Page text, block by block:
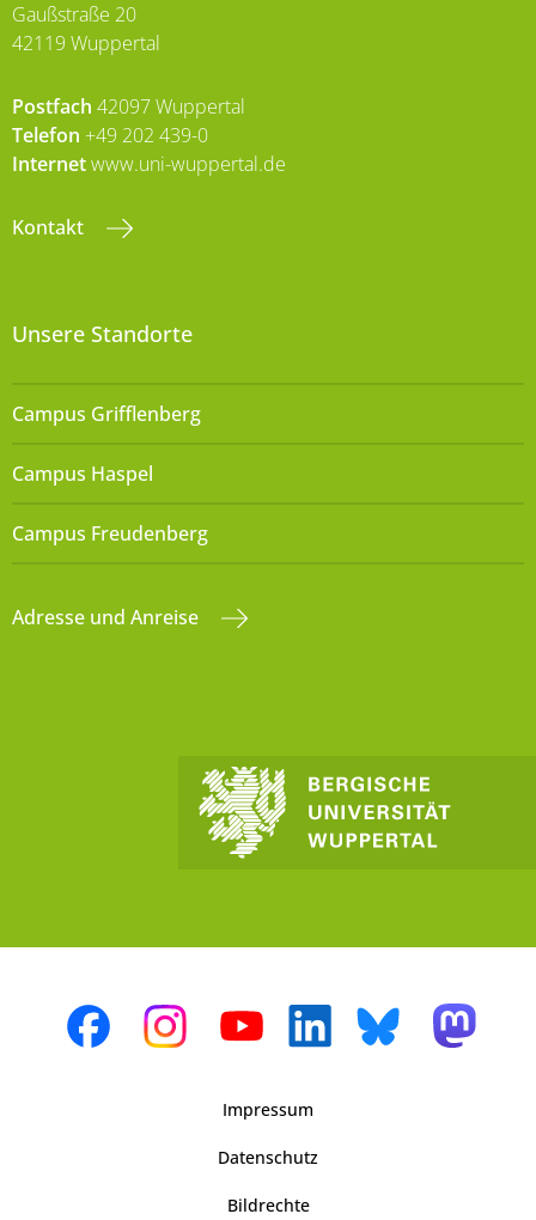
Gaußstraße 20
42119 Wuppertal
Postfach 42097 Wuppertal
Telefon +49 202 439-0
Internetwww.uni-wuppertal.de
Kontakt
Unsere Standorte
Campus Grifflenberg
Campus Haspel
Campus Freudenberg
Adresse und Anreise
Impressum
Datenschutz
Bildrechte